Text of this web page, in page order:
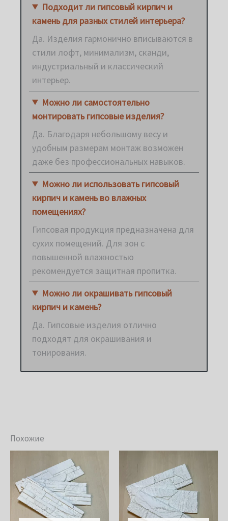
Подходит ли гипсовый кирпич и
камень для разных стилей интерьера?
Да. Изделия гармонично вписываются в
стили лофт, минимализм, сканди,
индустриальный и классический
интерьер.
Можно ли самостоятельно
монтировать гипсовые изделия?
Да. Благодаря небольшому весу и
удобным размерам монтаж возможен
даже без профессиональных навыков.
Можно ли использовать гипсовый
кирпич и камень во влажных
помещениях?
Гипсовая продукция предназначена для
сухих помещений. Для зон с
повышенной влажностью
рекомендуется защитная пропитка.
Можно ли окрашивать гипсовый
кирпич и камень?
Да. Гипсовые изделия отлично
подходят для окрашивания и
тонирования.
Похожие